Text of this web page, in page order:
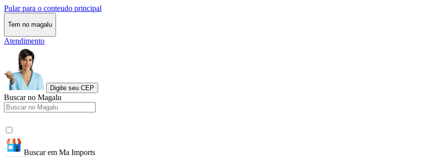
Pular para o conteudo principal
Tem no magalu
Atendimento
Digite seu CEP
Buscar no Magalu
Buscar em Ma Imports